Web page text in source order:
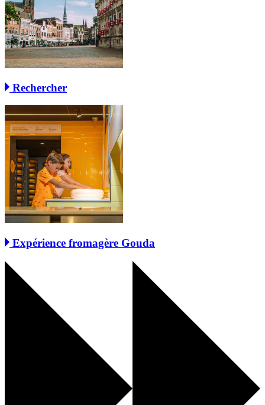
Rechercher
Expérience fromagère Gouda